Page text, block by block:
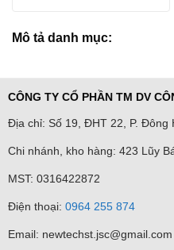
Mô tả danh mục:
CÔNG TY CỔ PHẦN TM DV
Địa chỉ: Số 19, ĐHT 22, P. Đông
Chi nhánh, kho hàng: 423 Lũy
MST: 0316422872
Điện thoại: 0964 255 874
Email: newtechst.jsc@gmail.com